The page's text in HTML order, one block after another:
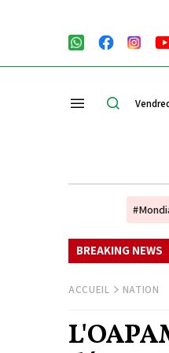
BREAKING NEWS
à dimanche (alerte météo)
ACCUEIL NATION